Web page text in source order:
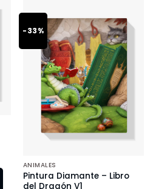
-33%
ANIMALES
Pintura Diamante – Libro
del Dragón V1